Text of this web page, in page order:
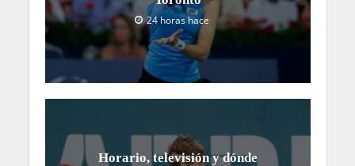
24 horas hace
Horario, televisión y dónde